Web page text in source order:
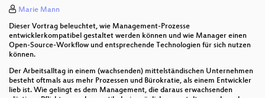
Marie Mann
Dieser Vortrag beleuchtet, wie Management-Prozesse
entwicklerkompatibel gestaltet werden können und wie Manager einen
Open-Source-Workflow und entsprechende Technologien für sich nutzen
können.
Der Arbeitsalltag in einem (wachsenden) mittelständischen Unternehmen
besteht oftmals aus mehr Prozessen und Bürokratie, als einem Entwickler
lieb ist. Wie gelingt es dem Management, die daraus erwachsenden